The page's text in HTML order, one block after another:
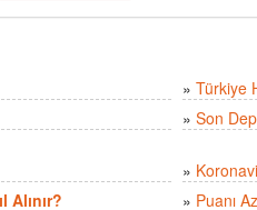
» Türkiye
» Son
»
Alınır? » Puanı